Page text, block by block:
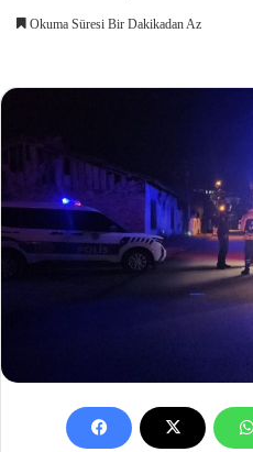
Okuma Süresi Bir Dakikadan Az